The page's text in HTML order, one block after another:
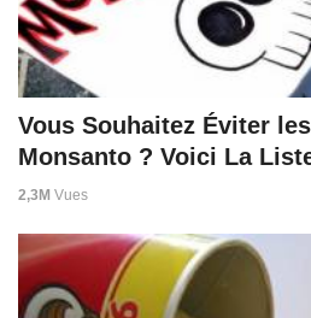
Vous Souhaitez Éviter
Monsanto ? Voici La
2,3M Vues